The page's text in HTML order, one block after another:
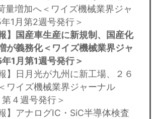
量増加へ＜ワイズ機械業界ジャ
1月第2週号発行＞
】国産車生産に新規制、国産化
が義務化＜ワイズ機械業界ジャ
1月第1週号発行＞
】日月光が九州に新工場、２６
ワイズ機械業界ジャーナル
４週号発行＞
】アナログIC・SiC半導体検査